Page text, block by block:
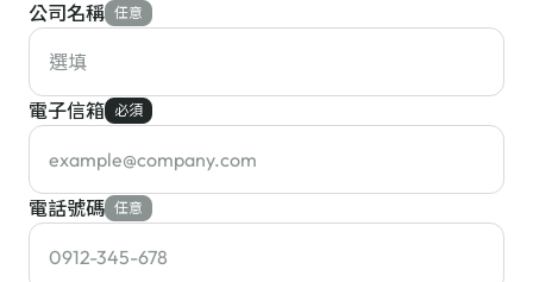
公司名稱 任意
電子信箱 必須
電話號碼 任意